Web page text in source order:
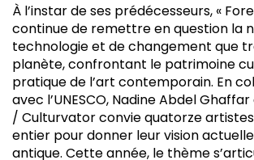
À l’instar de ses prédécesseurs, «
continue de remettre en question la
technologie et de changement que
planète, confrontant le patrimoine
pratique de l’art contemporain. En
avec l’UNESCO, Nadine Abdel Ghaffar
/ Culturvator convie quatorze
entier pour donner leur vision
antique. Cette année, le thème